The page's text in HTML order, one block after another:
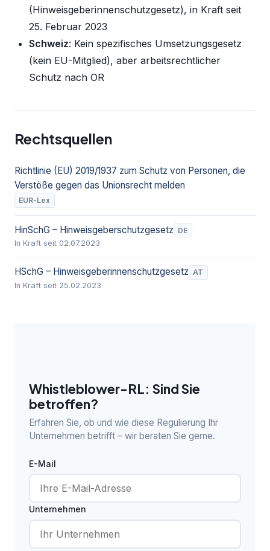
(Hinweisgeberinnenschutzgesetz), in Kraft seit
25. Februar 2023
Schweiz: Kein spezifisches Umsetzungsgesetz
(kein EU-Mitglied), aber arbeitsrechtlicher
Schutz nach OR
Rechtsquellen
Richtlinie (EU) 2019/1937 zum Schutz von Personen, die
Verstöße gegen das Unionsrecht melden
EUR-Lex
HinSchG – Hinweisgeberschutzgesetz DE
In Kraft seit 02.07.2023
HSchG – Hinweisgeberinnen­schutzgesetz AT
In Kraft seit 25.02.2023
Whistleblower-RL: Sind Sie
betroffen?
Erfahren Sie, ob und wie diese Regulierung Ihr
Unternehmen betrifft – wir beraten Sie gerne.
E-Mail
Unternehmen